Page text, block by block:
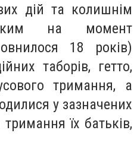
дій та колишнім
на момент
18 років)
таборів, гетто,
тримання, а
у зазначених
їх батьків,